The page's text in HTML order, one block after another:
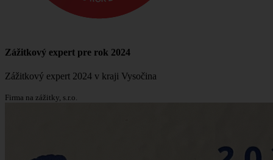
Zážitkový expert pre rok 2024
Zážitkový expert 2024 v kraji Vysočina
Firma na zážitky, s.r.o.